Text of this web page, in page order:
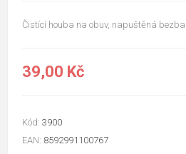
Čistící houba na obuv, napuštěná
39,00 Kč
Kód: 3900
EAN: 8592991100767